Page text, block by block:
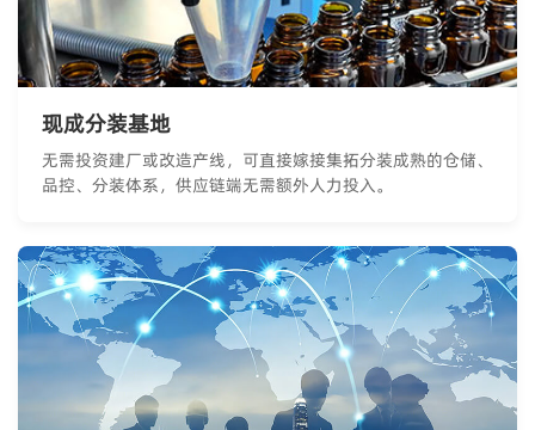
现成分装基地
无需投资建厂或改造产线，可直接嫁接集拓分装成熟的仓储、
品控、分装体系，供应链端无需额外人力投入。